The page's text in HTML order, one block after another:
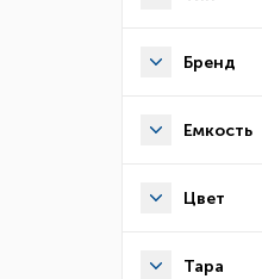
Бренд
Емкость
Цвет
Тара